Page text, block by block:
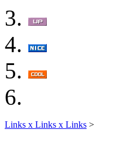
Links x Links x Links >